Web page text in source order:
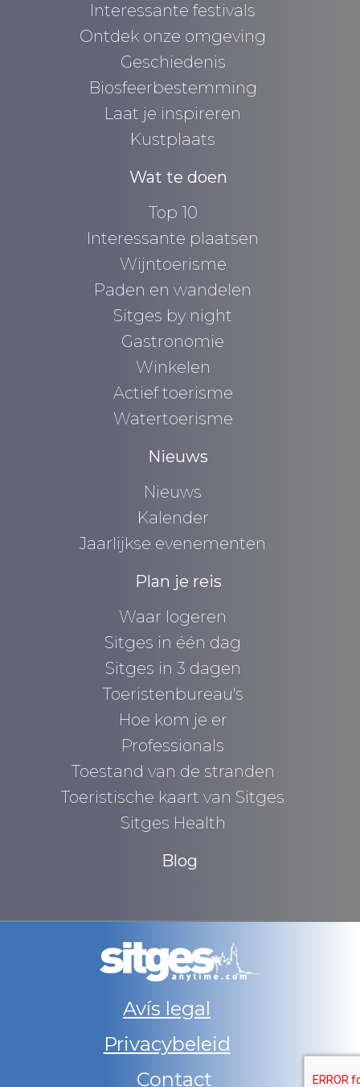
Interessante festivals
Ontdek onze omgeving
Geschiedenis
Biosfeerbestemming
Laat je inspireren
Kustplaats
Wat te doen
Top 10
Interessante plaatsen
Wijntoerisme
Paden en wandelen
Sitges by night
Gastronomie
Winkelen
Actief toerisme
Watertoerisme
Nieuws
Nieuws
Kalender
Jaarlijkse evenementen
Plan je reis
Waar logeren
Sitges in één dag
Sitges in 3 dagen
Toeristenbureau's
Hoe kom je er
Professionals
Toestand van de stranden
Toeristische kaart van Sitges
Sitges Health
Blog
Avís legal
Privacybeleid
Contact